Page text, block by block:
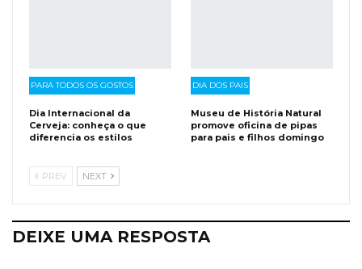
PARA TODOS OS GOSTOS
Dia Internacional da
Cerveja: conheça o que
diferencia os estilos
DIA DOS PAIS
Museu de História Natural
promove oficina de pipas
para pais e filhos domingo
PREV NEXT
DEIXE UMA RESPOSTA